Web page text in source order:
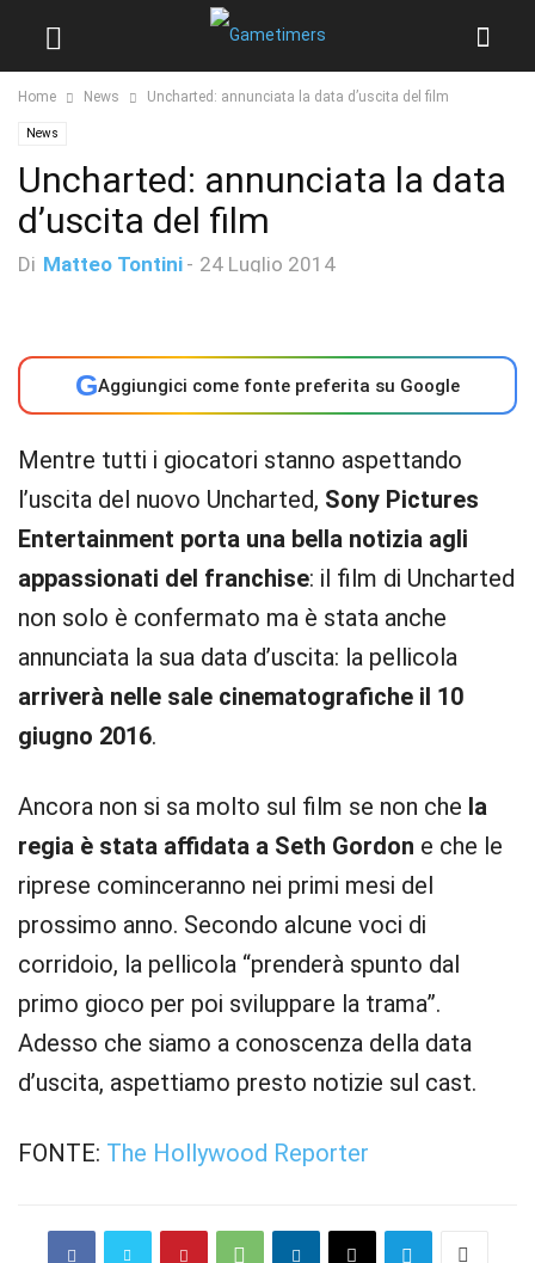
Home News Uncharted: annunciata la data d’uscita del film
News
Uncharted: annunciata la data
d’uscita del film
Di Matteo Tontini - 24 Luglio 2014
GAggiungici come fonte preferita su Google
Mentre tutti i giocatori stanno aspettando
l’uscita del nuovo Uncharted, Sony Pictures
Entertainment porta una bella notizia agli
appassionati del franchise: il film di Uncharted
non solo è confermato ma è stata anche
annunciata la sua data d’uscita: la pellicola
arriverà nelle sale cinematografiche il 10
giugno 2016.
Ancora non si sa molto sul film se non che la
regia è stata affidata a Seth Gordon e che le
riprese cominceranno nei primi mesi del
prossimo anno. Secondo alcune voci di
corridoio, la pellicola “prenderà spunto dal
primo gioco per poi sviluppare la trama”.
Adesso che siamo a conoscenza della data
d’uscita, aspettiamo presto notizie sul cast.
FONTE: The Hollywood Reporter